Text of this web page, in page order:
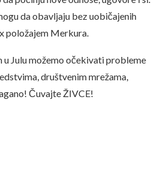
da obavljaju bez uobičajenih
položajem Merkura.
u Julu možemo očekivati probleme
društvenim mrežama,
Čuvajte ŽIVCE!